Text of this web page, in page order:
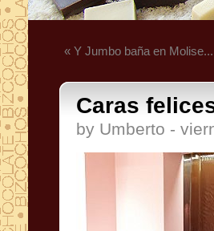
« Y Jumbo baña en Molise...
Caras
by Umberto -